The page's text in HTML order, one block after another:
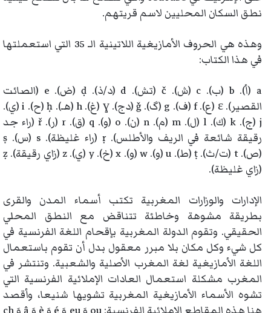
نطق السكان المحليين لاسم قريتهم.
وهذه هي الحروف الأمازيغية اللاتينية الـ 35 التي استعملتها
في هذا الكتاب:
a (أ). b (ب). c (ش). č (تش). d (د/ذ). ḍ (ض). e (الصائت
القصير). ɛ (ع). f (ف). g (گ). ǧ (دج). ɣ (غ). h (هـ). ḥ (ح). i (ي).
j (ج). k (ك). l (ل). m (م). n (ن). o (و). q (ق). r (ر). ř (راء جد
رقيقة شائعة في الريف والأطلس). ṛ (راء غليظة). s (س). ṣ
(ص). t (ت/ث). ṭ (ط). u (و). w (و). x (خ). y (ي). z (زاي رقيقة). ẓ
(زاي غليظة).
الإدارات والوزارات المغربية تكتب أسماء المدن والقرى
بطريقة مشوهة وخاطئة تتناقض مع النطق المحلي
الحقيقي. وتقوم الدولة المغربية بإقحام اللغة الفرنسية في
كل شيء وكل مكان بلا مبرر معقول بدل أن تقوم باستعمال
اللغة الأمازيغية لغة المغرب الأصلية والشعبية. وتنتشر في
المغرب مشكلة استعمال العادات الإملائية الفرنسية التي
تشوه الأسماء الأمازيغية المغربية تشويها شنيعا، وأقصد